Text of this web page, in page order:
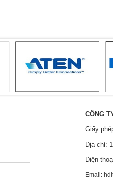
CÔNG
Giấy
Địa chỉ:
Điện
Email: